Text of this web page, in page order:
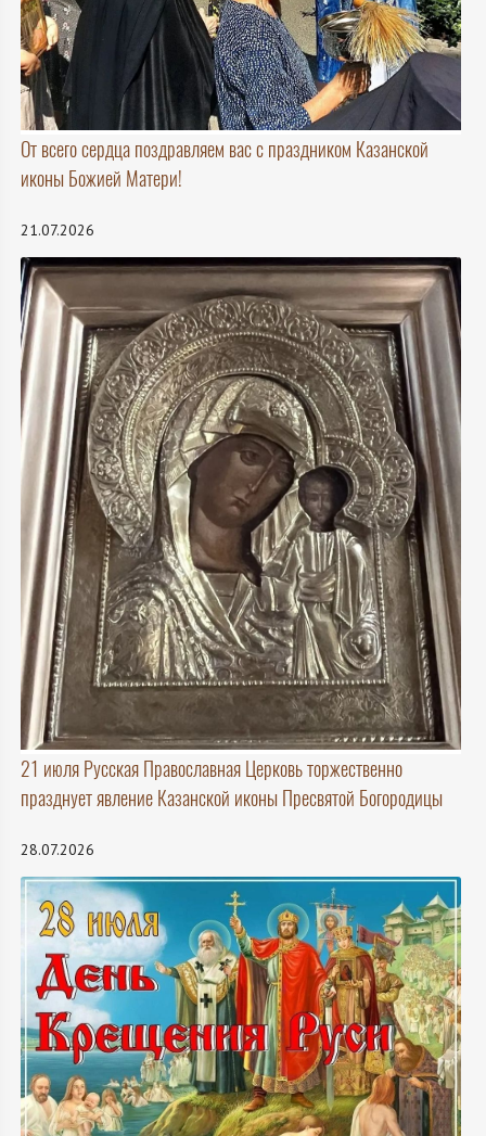
От всего сердца поздравляем вас с праздником Казанской
иконы Божией Матери!
21.07.2026
21 июля Русская Православная Церковь торжественно
празднует явление Казанской иконы Пресвятой Богородицы
28.07.2026